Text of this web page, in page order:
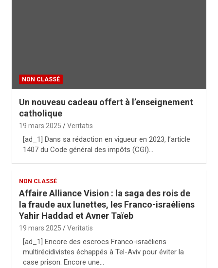
NON CLASSÉ
Un nouveau cadeau offert à l’enseignement
catholique
19 mars 2025 Veritatis
[ad_1] Dans sa rédaction en vigueur en 2023, l’article
1407 du Code général des impôts (CGI)…
NON CLASSÉ
Affaire Alliance Vision : la saga des rois de
la fraude aux lunettes, les Franco-israéliens
Yahir Haddad et Avner Taïeb
19 mars 2025 Veritatis
[ad_1] Encore des escrocs Franco-israéliens
multirécidivistes échappés à Tel-Aviv pour éviter la
case prison. Encore une…